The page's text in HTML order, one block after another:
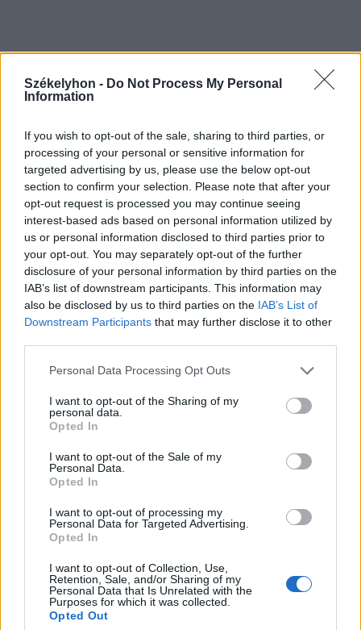
Székelyhon - Do Not Process My Personal
Information
If you wish to opt-out of the sale, sharing to third parties, or
processing of your personal or sensitive information for
targeted advertising by us, please use the below opt-out
section to confirm your selection. Please note that after your
opt-out request is processed you may continue seeing
interest-based ads based on personal information utilized by
us or personal information disclosed to third parties prior to
your opt-out. You may separately opt-out of the further
disclosure of your personal information by third parties on the
IAB’s list of downstream participants. This information may
also be disclosed by us to third parties on the IAB’s List of
Downstream Participants that may further disclose it to other
Personal Data Processing Opt Outs
I want to opt-out of the Sharing of my
personal data.
Opted In
I want to opt-out of the Sale of my
Personal Data.
Opted In
I want to opt-out of processing my
Personal Data for Targeted Advertising.
Opted In
I want to opt-out of Collection, Use,
Retention, Sale, and/or Sharing of my
Personal Data that Is Unrelated with the
Purposes for which it was collected.
Opted Out
Hasznos
Impresszum
Szerzői jogok
Adatvédelmi tájékoztató
Cookie-kezelési tájékoztató
Hozzászólási szabályzat
Nyomtatott lapjaink archívuma
Székely Hírmondó archívuma
Sütibeállítások
Médiatér
Liget
Krónika
Bihari Napló